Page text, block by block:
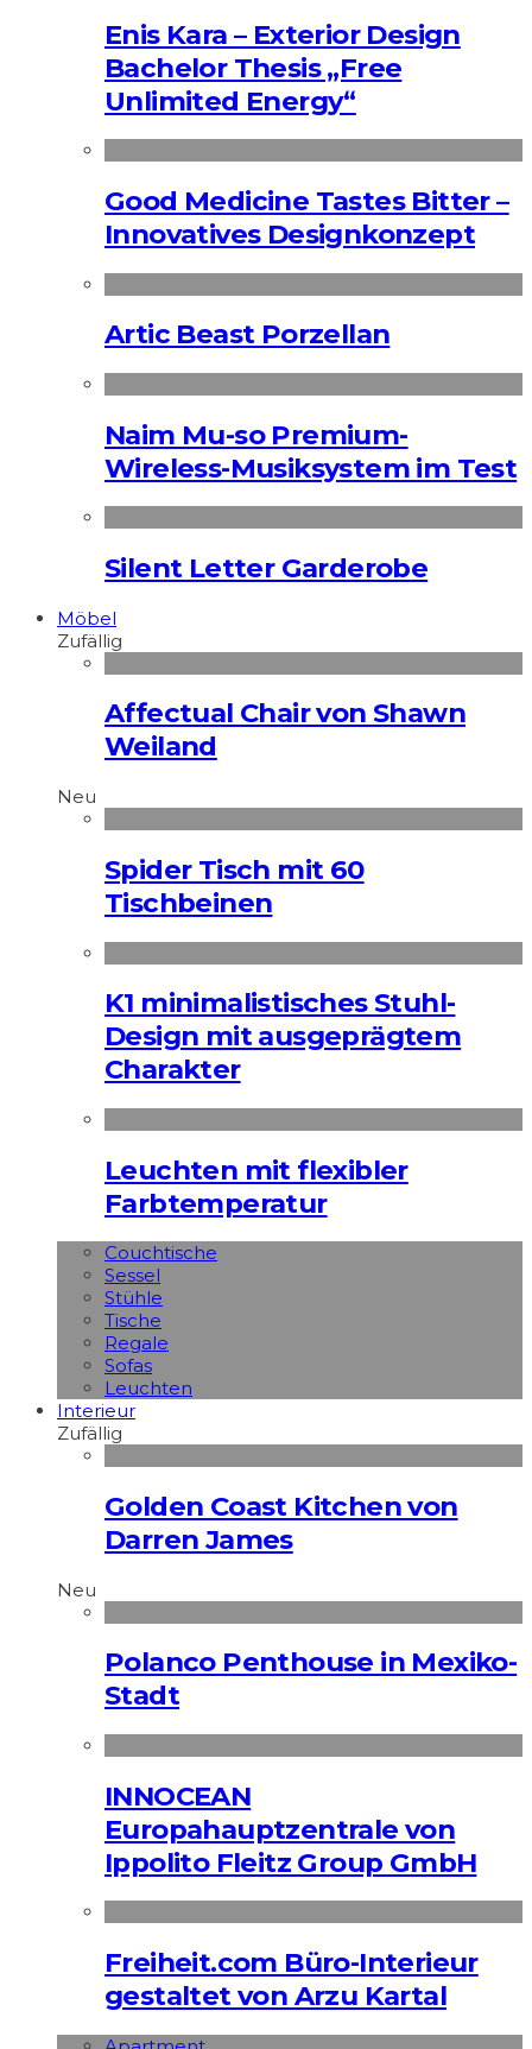
Enis Kara – Exterior Design
Bachelor Thesis „Free
Unlimited Energy“
Good Medicine Tastes Bitter –
Innovatives Designkonzept
Artic Beast Porzellan
Naim Mu-so Premium-
Wireless-Musiksystem im Test
Silent Letter Garderobe
Möbel
Zufällig
Affectual Chair von Shawn
Weiland
Neu
Spider Tisch mit 60
Tischbeinen
K1 minimalistisches Stuhl-
Design mit ausgeprägtem
Charakter
Leuchten mit flexibler
Farbtemperatur
Couchtische
Sessel
Stühle
Tische
Regale
Sofas
Leuchten
Interieur
Zufällig
Golden Coast Kitchen von
Darren James
Neu
Polanco Penthouse in Mexiko-
Stadt
INNOCEAN
Europahauptzentrale von
Ippolito Fleitz Group GmbH
Freiheit.com Büro-Interieur
gestaltet von Arzu Kartal